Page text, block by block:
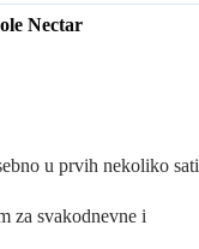
Nectar
u prvih nekoliko sati
za svakodnevne i